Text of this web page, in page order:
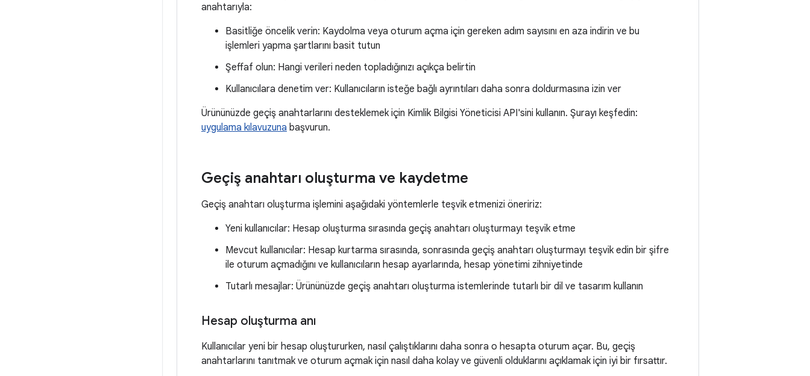
anahtarıyla:
Basitliğe öncelik verin: Kaydolma veya oturum açma için gereken adım sayısını en aza indirin ve bu
işlemleri yapma şartlarını basit tutun
Şeffaf olun: Hangi verileri neden topladığınızı açıkça belirtin
Kullanıcılara denetim ver: Kullanıcıların isteğe bağlı ayrıntıları daha sonra doldurmasına izin ver
Ürününüzde geçiş anahtarlarını desteklemek için Kimlik Bilgisi Yöneticisi API'sini kullanın. Şurayı keşfedin:
uygulama kılavuzuna başvurun.
Geçiş anahtarı oluşturma ve kaydetme
Geçiş anahtarı oluşturma işlemini aşağıdaki yöntemlerle teşvik etmenizi öneririz:
Yeni kullanıcılar: Hesap oluşturma sırasında geçiş anahtarı oluşturmayı teşvik etme
Mevcut kullanıcılar: Hesap kurtarma sırasında, sonrasında geçiş anahtarı oluşturmayı teşvik edin bir şifre
ile oturum açmadığını ve kullanıcıların hesap ayarlarında, hesap yönetimi zihniyetinde
Tutarlı mesajlar: Ürününüzde geçiş anahtarı oluşturma istemlerinde tutarlı bir dil ve tasarım kullanın
Hesap oluşturma anı
Kullanıcılar yeni bir hesap oluştururken, nasıl çalıştıklarını daha sonra o hesapta oturum açar. Bu, geçiş
anahtarlarını tanıtmak ve oturum açmak için nasıl daha kolay ve güvenli olduklarını açıklamak için iyi bir fırsattır.